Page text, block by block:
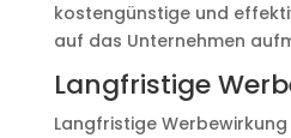
kostengünstige und
auf das Unternehmen
Langfristige
Langfristige